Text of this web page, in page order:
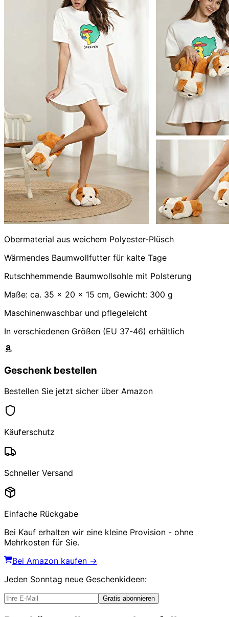
Obermaterial aus weichem Polyester-Plüsch
Wärmendes Baumwollfutter für kalte Tage
Rutschhemmende Baumwollsohle mit Polsterung
Maße: ca. 35 x 20 x 15 cm, Gewicht: 300 g
Maschinenwaschbar und pflegeleicht
In verschiedenen Größen (EU 37-46) erhältlich
Geschenk bestellen
Bestellen Sie jetzt sicher über Amazon
Käuferschutz
Schneller Versand
Einfache Rückgabe
Bei Kauf erhalten wir eine kleine Provision - ohne
Mehrkosten für Sie.
Bei Amazon kaufen →
Jeden Sonntag neue Geschenkideen:
Gratis abonnieren